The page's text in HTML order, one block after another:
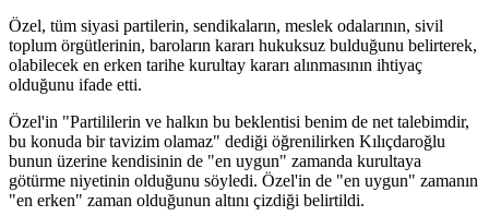
Özel, tüm siyasi partilerin, sendikaların, meslek odalarının, sivil
toplum örgütlerinin, baroların kararı hukuksuz bulduğunu belirterek,
olabilecek en erken tarihe kurultay kararı alınmasının ihtiyaç
olduğunu ifade etti.
Özel'in "Partililerin ve halkın bu beklentisi benim de net talebimdir,
bu konuda bir tavizim olamaz" dediği öğrenilirken Kılıçdaroğlu
bunun üzerine kendisinin de "en uygun" zamanda kurultaya
götürme niyetinin olduğunu söyledi. Özel'in de "en uygun" zamanın
"en erken" zaman olduğunun altını çizdiği belirtildi.